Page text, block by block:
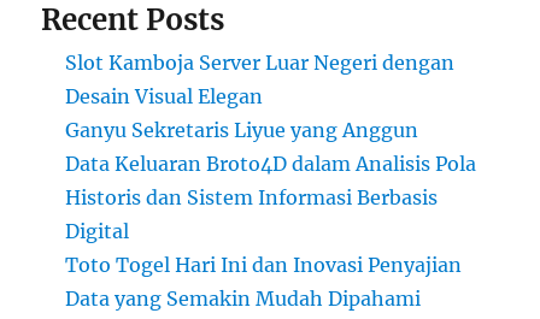
Recent Posts
Slot Kamboja Server Luar Negeri dengan
Desain Visual Elegan
Ganyu Sekretaris Liyue yang Anggun
Data Keluaran Broto4D dalam Analisis Pola
Historis dan Sistem Informasi Berbasis
Digital
Toto Togel Hari Ini dan Inovasi Penyajian
Data yang Semakin Mudah Dipahami